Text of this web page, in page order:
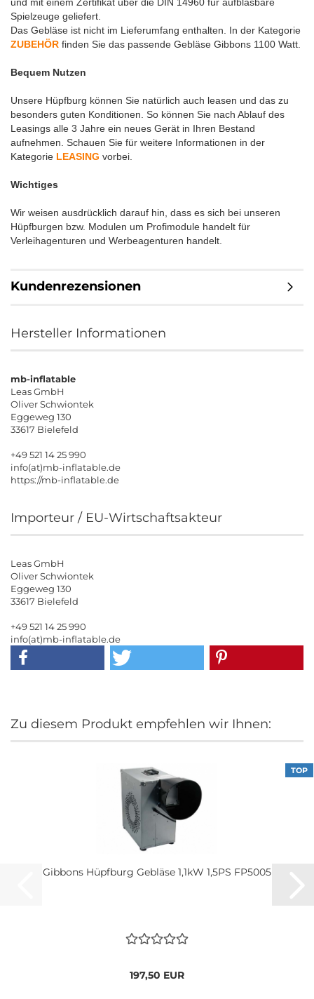
Spielzeuge geliefert.
Das Gebläse ist nicht im Lieferumfang enthalten. In der Kategorie
ZUBEHÖR finden Sie das passende Gebläse Gibbons 1100 Watt.
Bequem Nutzen
Unsere Hüpfburg können Sie natürlich auch leasen und das zu
besonders guten Konditionen. So können Sie nach Ablauf des
Leasings alle 3 Jahre ein neues Gerät in Ihren Bestand
aufnehmen. Schauen Sie für weitere Informationen in der
Kategorie LEASING vorbei.
Wichtiges
Wir weisen ausdrücklich darauf hin, dass es sich bei unseren
Hüpfburgen bzw. Modulen um Profimodule handelt für
Verleihagenturen und Werbeagenturen handelt.
Kundenrezensionen
Hersteller Informationen
mb-inflatable
Leas GmbH
Oliver Schwiontek
Eggeweg 130
33617 Bielefeld
+49 521 14 25 990
info(at)mb-inflatable.de
https://mb-inflatable.de
Importeur / EU-Wirtschaftsakteur
Leas GmbH
Oliver Schwiontek
Eggeweg 130
33617 Bielefeld
+49 521 14 25 990
info(at)mb-inflatable.de
Zu diesem Produkt empfehlen wir Ihnen:
TOP
Gibbons Hüpfburg Gebläse 1,1kW 1,5PS FP5005
197,50 EUR